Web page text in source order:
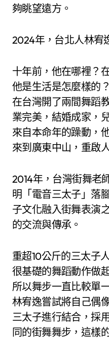
夠眺望遠方。
2024年，台北人林宥
十年前，他在哪裡？
他是生活是怎麼樣的
在台灣開了兩間舞蹈
業完美，結婚成家，
來自本命年的躁動，
來到廣東中山，重啟
2014年，台灣街舞老
明「電音三太子」落
子文化融入街舞表演
的交流與傳承。
重超10公斤的三太子
很基礎的舞蹈動作做
所以舞步一直比較單
林宥逸嘗試將自己偶
三太子進行結合，採
同的街舞舞步，這樣